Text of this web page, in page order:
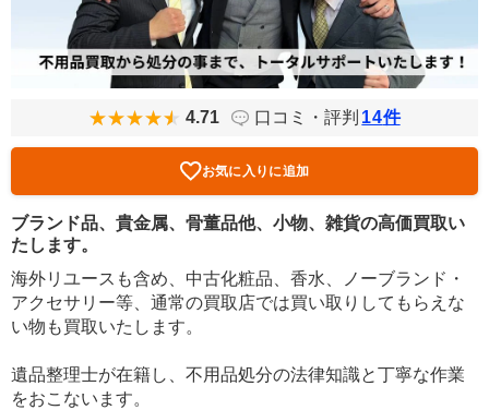
4.71 口コミ・評判 14件
お気に入りに追加
ブランド品、貴金属、骨董品他、小物、雑貨の高価買取い
たします。
海外リユースも含め、中古化粧品、香水、ノーブランド・
アクセサリー等、通常の買取店では買い取りしてもらえな
い物も買取いたします。
遺品整理士が在籍し、不用品処分の法律知識と丁寧な作業
をおこないます。